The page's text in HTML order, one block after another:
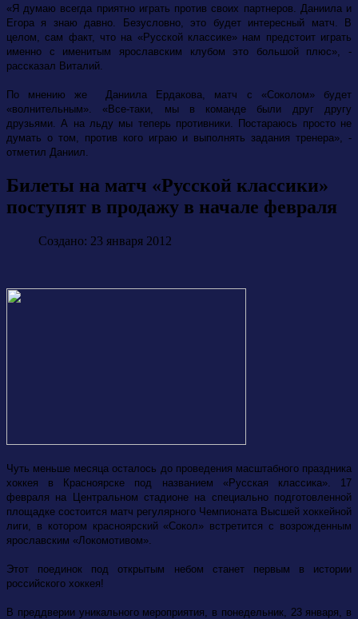
«Я думаю всегда приятно играть против своих партнеров. Даниила и
Егора я знаю давно. Безусловно, это будет интересный матч. В
целом, сам факт, что на «Русской классике» нам предстоит играть
именно с именитым ярославским клубом это большой плюс», -
рассказал Виталий.
По мнению же Даниила Ердакова, матч с «Соколом» будет
«волнительным». «Все-таки, мы в команде были друг другу
друзьями. А на льду мы теперь противники. Постараюсь просто не
думать о том, против кого играю и выполнять задания тренера», -
отметил Даниил.
Билеты на матч «Русской классики»
поступят в продажу в начале февраля
Создано: 23 января 2012
Чуть меньше месяца осталось до проведения масштабного праздника
хоккея в Красноярске под названием «Русская классика». 17
февраля на Центральном стадионе на специально подготовленной
площадке состоится матч регулярного Чемпионата Высшей хоккейной
лиги, в котором красноярский «Сокол» встретится с возрожденным
ярославским «Локомотивом».
Этот поединок под открытым небом станет первым в истории
российского хоккея!
В преддверии уникального мероприятия, в понедельник, 23 января, в